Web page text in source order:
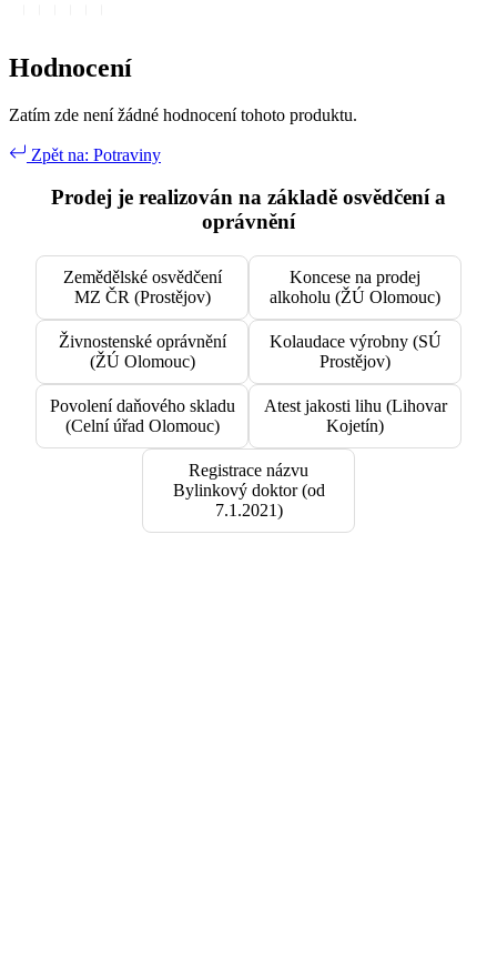
Hodnocení
Zatím zde není žádné hodnocení tohoto produktu.
Zpět na: Potraviny
Prodej je realizován na základě osvědčení a
oprávnění
Zemědělské osvědčení
MZ ČR (Prostějov)
Koncese na prodej
alkoholu (ŽÚ Olomouc)
Živnostenské oprávnění
(ŽÚ Olomouc)
Kolaudace výrobny (SÚ
Prostějov)
Povolení daňového skladu
(Celní úřad Olomouc)
Atest jakosti lihu (Lihovar
Kojetín)
Registrace názvu
Bylinkový doktor (od
7.1.2021)